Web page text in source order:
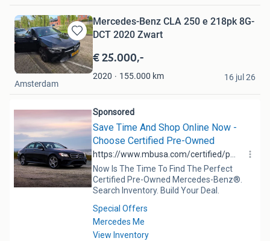
Bewaren
in
Mijn
Favorieten
Mercedes-Benz CLA 250 e 218pk 8G-
DCT 2020 Zwart
€ 25.000,-
2020 155.000 km
Yas
Amsterdam
16 jul 26